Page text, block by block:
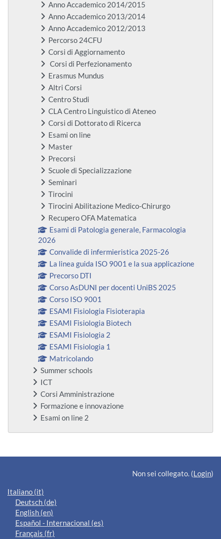
Anno Accademico 2014/2015
Anno Accademico 2013/2014
Anno Accademico 2012/2013
Percorso 24CFU
Corsi di Aggiornamento
Corsi di Perfezionamento
Erasmus Mundus
Altri Corsi
Centro Studi
CLA Centro Linguistico di Ateneo
Corsi di Dottorato di Ricerca
Esami on line
Master
Precorsi
Scuole di Specializzazione
Seminari
Tirocini
Tirocini Abilitazione Medico-Chirurgo
Recupero OFA Matematica
Esami di Patologia generale, Farmacologia
2026
Convalide di infermieristica 2025-26
La linea guida ISO 9001 e la sua applicazione
Precorso DTI
Corso AsDUNI per docenti UniBS 2025
Corso ISO 9001
ESAMI Fisiologia Fisioterapia
ESAMI Fisiologia Biotech
ESAMI Fisiologia 2
ESAMI Fisiologia 1
Matricolando
Summer schools
ICT
Corsi Amministrazione
Formazione e innovazione
Esami on line 2
Blocchi supplementari
Non sei collegato. (Login)
Italiano ‎(it)‎
Deutsch ‎(de)‎
English ‎(en)‎
Español - Internacional ‎(es)‎
Français ‎(fr)‎